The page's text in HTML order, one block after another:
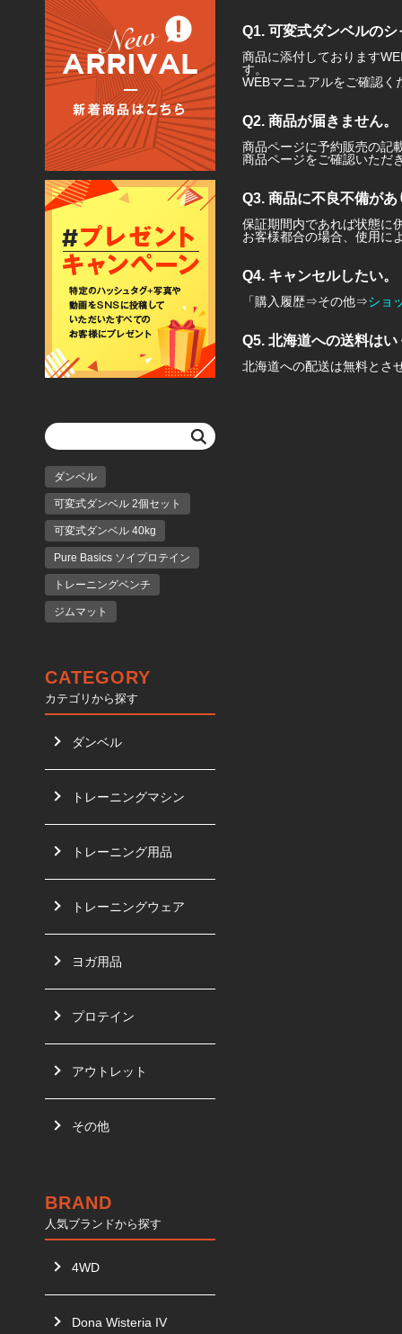
Q1. 可変式ダンベルの
商品に添付しております
す。
WEBマニュアルをご確認く
Q2. 商品が届きません。
商品ページに予約販売の記
商品ページをご確認いた
Q3. 商品に不良不備があ
保証期間内であれば状態に
お客様都合の場合、使用に
Q4. キャンセルしたい。
「購入履歴⇒その他⇒ショ
Q5. 北海道への送料は
北海道への配送は無料とさ